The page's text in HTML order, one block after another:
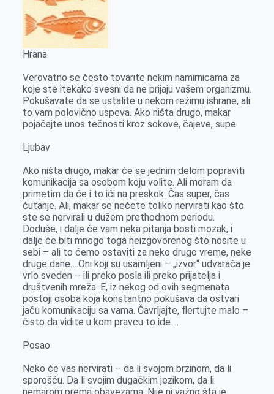
Hrana
Verovatno se često tovarite nekim namirnicama za
koje ste itekako svesni da ne prijaju vašem organizmu.
Pokušavate da se ustalite u nekom režimu ishrane, ali
to vam polovično uspeva. Ako ništa drugo, makar
pojačajte unos tečnosti kroz sokove, čajeve, supe.
Ljubav
Ako ništa drugo, makar će se jednim delom popraviti
komunikacija sa osobom koju volite. Ali moram da
primetim da će i to ići na preskok. Čas super, čas
ćutanje. Ali, makar se nećete toliko nervirati kao što
ste se nervirali u dužem prethodnom periodu.
Doduše, i dalje će vam neka pitanja bosti mozak, i
dalje će biti mnogo toga neizgovorenog što nosite u
sebi – ali to ćemo ostaviti za neko drugo vreme, neke
druge dane….Oni koji su usamljeni – „izvor“ udvarača je
vrlo sveden – ili preko posla ili preko prijatelja i
društvenih mreža. E, iz nekog od ovih segmenata
postoji osoba koja konstantno pokušava da ostvari
jaču komunikaciju sa vama. Čavrljajte, flertujte malo –
čisto da vidite u kom pravcu to ide….
Posao
Neko će vas nervirati – da li svojom brzinom, da li
sporošću. Da li svojim dugačkim jezikom, da li
nemarom prema obavezama. Nije ni važno šta je